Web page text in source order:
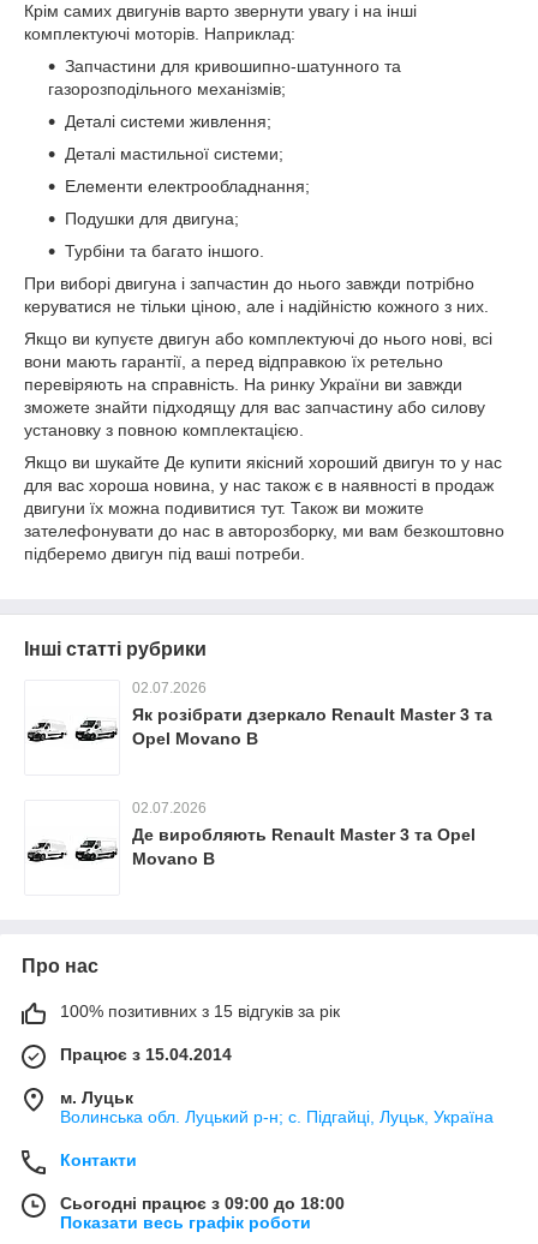
Крім самих двигунів варто звернути увагу і на інші
комплектуючі моторів. Наприклад:
Запчастини для кривошипно-шатунного та
газорозподільного механізмів;
Деталі системи живлення;
Деталі мастильної системи;
Елементи електрообладнання;
Подушки для двигуна;
Турбіни та багато іншого.
При виборі двигуна і запчастин до нього завжди потрібно
керуватися не тільки ціною, але і надійністю кожного з них.
Якщо ви купуєте двигун або комплектуючі до нього нові, всі
вони мають гарантії, а перед відправкою їх ретельно
перевіряють на справність. На ринку України ви завжди
зможете знайти підходящу для вас запчастину або силову
установку з повною комплектацією.
Якщо ви шукайте Де купити якісний хороший двигун то у нас
для вас хороша новина, у нас також є в наявності в продаж
двигуни їх можна подивитися тут. Також ви можите
зателефонувати до нас в авторозборку, ми вам безкоштовно
підберемо двигун під ваші потреби.
Інші статті рубрики
02.07.2026
Як розібрати дзеркало Renault Master 3 та
Opel Movano B
02.07.2026
Де виробляють Renault Master 3 та Opel
Movano B
Про нас
100% позитивних з 15 відгуків за рік
Працює з 15.04.2014
м. Луцьк
Волинська обл. Луцький р-н; с. Підгайці, Луцьк, Україна
Контакти
Сьогодні працює з 09:00 до 18:00
Показати весь графік роботи